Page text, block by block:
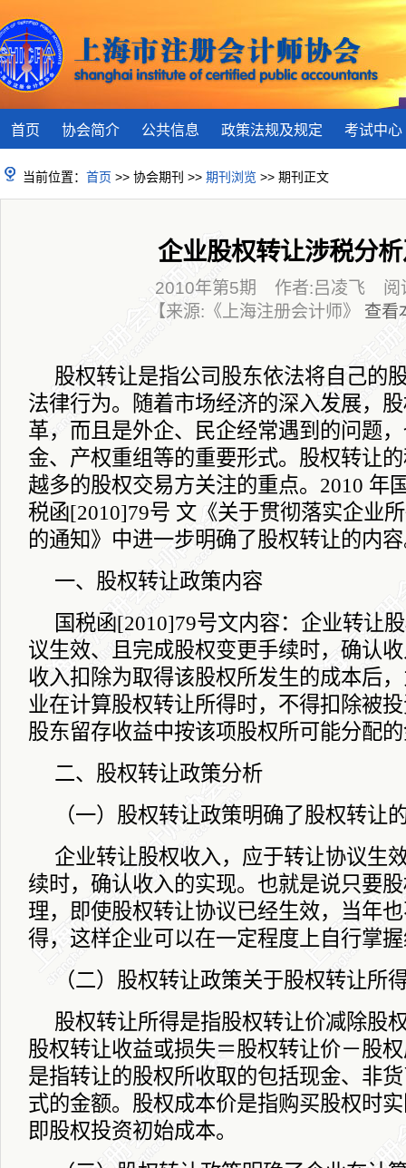
首页 协会简介 公共信息 政策法规及规定 考试中心
当前位置： 首页 >> 协会期刊 >> 期刊浏览 >> 期刊正文
企业股权转让涉税分
2010年第5期 作者:吕凌飞 阅
【来源:《上海注册会计师》 查看
股权转让是指公司股东依法将自己的
法律行为。随着市场经济的深入发展，
革，而且是外企、民企经常遇到的问题
金、产权重组等的重要形式。股权转让
越多的股权交易方关注的重点。 2010 年
税函[2010]79号 文《关于贯彻落实企业
的通知》中进一步明确了股权转让的内
一、股权转让政策内容
国税函[2010]79号文内容：企业转让
议生效、且完成股权变更手续时，确认
收入扣除为取得该股权所发生的成本后
业在计算股权转让所得时，不得扣除被
股东留存收益中按该项股权所可能分配
二、股权转让政策分析
（一）股权转让政策明确了股权转让
企业转让股权收入，应于转让协议生
续时，确认收入的实现。也就是说只要
理，即使股权转让协议已经生效，当年
得，这样企业可以在一定程度上自行掌
（二）股权转让政策关于股权转让所
股权转让所得是指股权转让价减除股
股权转让收益或损失＝股权转让价－股
是指转让的股权所收取的包括现金、非
式的金额。股权成本价是指购买股权时
即股权投资初始成本。